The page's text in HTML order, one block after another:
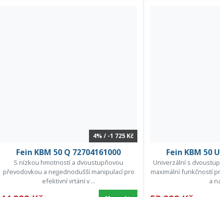
4% / -1 725 Kč
Fein KBM 50 Q 72704161000
S nízkou hmotností a dvoustupňovou
převodovkou a nejjednodušší manipulací pro
efektivní vrtání v ...
Fein KBM 50
Univerzální s
maximální funkčností
a